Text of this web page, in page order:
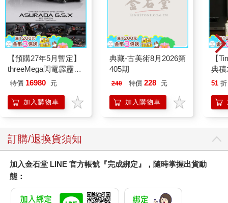
【預購27年5月暫定】
threeMega閃電霹靂車
VA Hi-SPEC UNITED
SIREN 黑色限定
特價 16980 元
加入購物車
典藏-古美術8月2026第
405期
240 特價 228 元
加入購物車
【
典
51 折
訂購/退換貨須知
加入金石堂 LINE 官方帳號『完成綁定』，隨時掌握出貨動
態：